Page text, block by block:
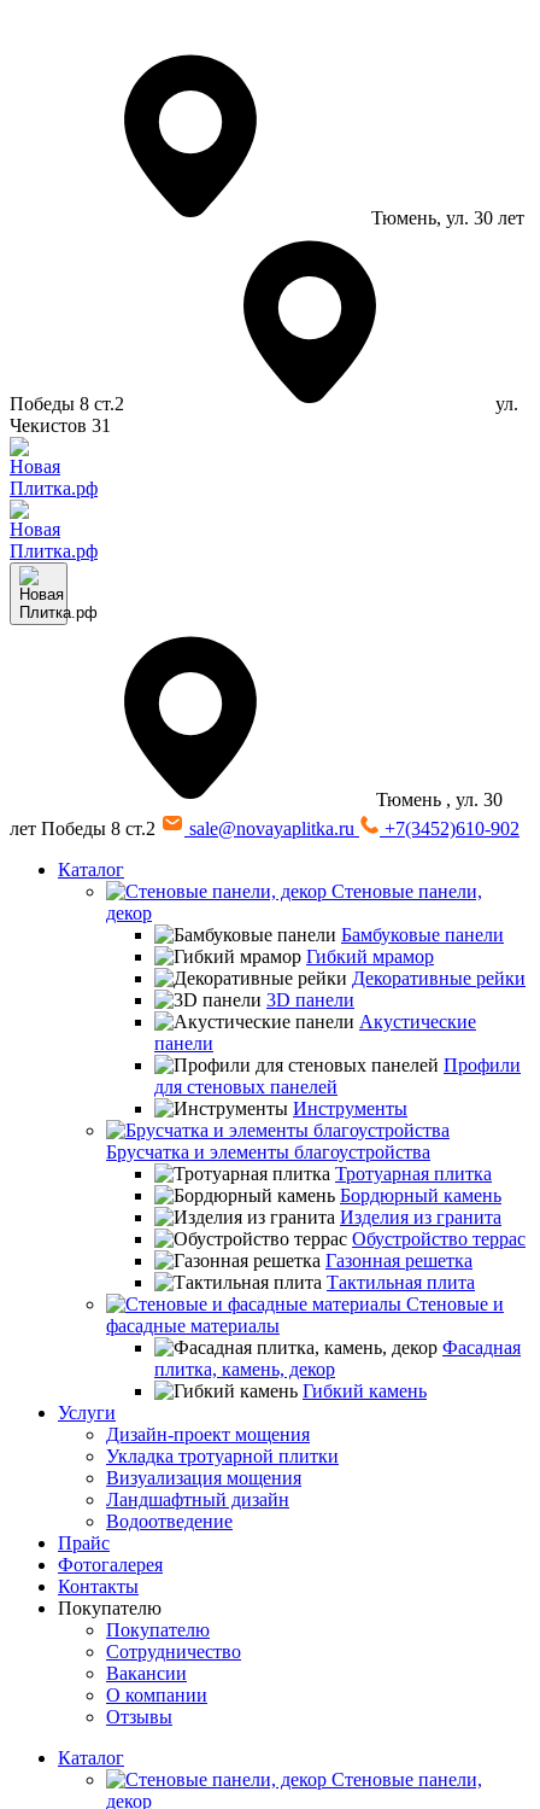
Тюмень, ул. 30 лет
Победы 8 ст.2
ул.
Чекистов 31
Тюмень , ул. 30
лет Победы 8 ст.2
sale@novayaplitka.ru
+7(3452)610-902
Каталог
Стеновые панели,
декор
Бамбуковые панели
Гибкий мрамор
Декоративные рейки
3D панели
Акустические
панели
Профили
для стеновых панелей
Инструменты
Брусчатка и элементы благоустройства
Тротуарная плитка
Бордюрный камень
Изделия из гранита
Обустройство террас
Газонная решетка
Тактильная плита
Стеновые и
фасадные материалы
Фасадная
плитка, камень, декор
Гибкий камень
Услуги
Дизайн-проект мощения
Укладка тротуарной плитки
Визуализация мощения
Ландшафтный дизайн
Водоотведение
Прайс
Фотогалерея
Контакты
Покупателю
Покупателю
Сотрудничество
Вакансии
О компании
Отзывы
Каталог
Стеновые панели,
декор